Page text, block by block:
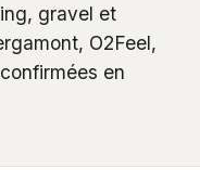
gravel et
O2Feel,
en